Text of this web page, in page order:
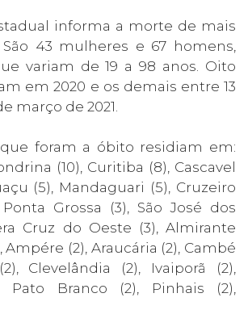
informa a morte de mais
São 43 mulheres e 67 homens,
variam de 19 a 98 anos. Oito
em 2020 e os demais entre 13
março de 2021.
foram a óbito residiam em:
(10), Curitiba (8), Cascavel
(5), Mandaguari (5), Cruzeiro
Grossa (3), São José dos
Cruz do Oeste (3), Almirante
Ampére (2), Araucária (2), Cambé
Clevelândia (2), Ivaiporã (2),
Pato Branco (2), Pinhais (2),